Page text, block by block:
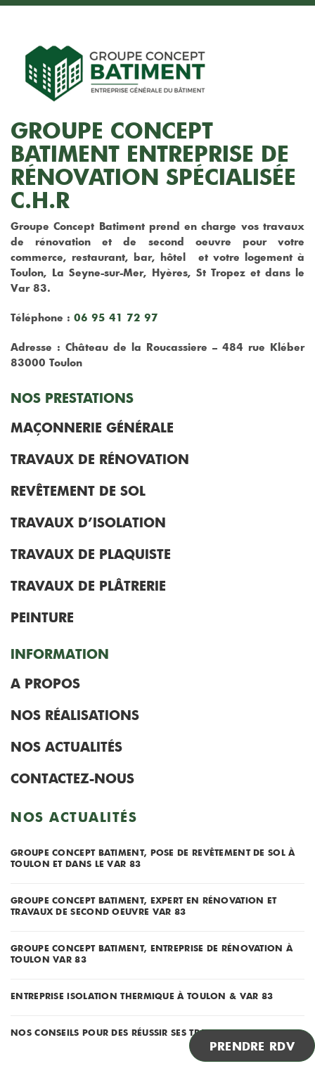
GROUPE CONCEPT
BATIMENT ENTREPRISE DE
RÉNOVATION SPÉCIALISÉE
C.H.R
Groupe Concept Batiment prend en charge vos travaux
de rénovation et de second oeuvre pour votre
commerce, restaurant, bar, hôtel et votre logement à
Toulon, La Seyne-sur-Mer, Hyères, St Tropez et dans le
Var 83.
Téléphone : 06 95 41 72 97
Adresse : Château de la Roucassiere – 484 rue Kléber
83000 Toulon
NOS PRESTATIONS
MAÇONNERIE GÉNÉRALE
TRAVAUX DE RÉNOVATION
REVÊTEMENT DE SOL
TRAVAUX D’ISOLATION
TRAVAUX DE PLAQUISTE
TRAVAUX DE PLÂTRERIE
PEINTURE
INFORMATION
A PROPOS
NOS RÉALISATIONS
NOS ACTUALITÉS
CONTACTEZ-NOUS
NOS ACTUALITÉS
GROUPE CONCEPT BATIMENT, POSE DE REVÊTEMENT DE SOL À
TOULON ET DANS LE VAR 83
GROUPE CONCEPT BATIMENT, EXPERT EN RÉNOVATION ET
TRAVAUX DE SECOND OEUVRE VAR 83
GROUPE CONCEPT BATIMENT, ENTREPRISE DE RÉNOVATION À
TOULON VAR 83
ENTREPRISE ISOLATION THERMIQUE À TOULON & VAR 83
NOS CONSEILS POUR DES RÉUSSIR SES TRAVAUX DE PEINTURE !
PRENDRE RDV